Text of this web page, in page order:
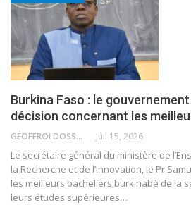
Burkina Faso : le
décision concernant les
GÉOFFROI DOSSOU Juil 15, 2026
Le secrétaire général du ministère de
la Recherche et de l’Innovation, le Pr
les meilleurs bacheliers burkinabè de la
leurs études supérieures…